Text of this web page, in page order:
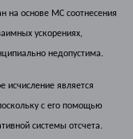
на основе МС соотнесения
ускорениях,
недопустима.
исчисление является
с его помощью
системы отсчета.